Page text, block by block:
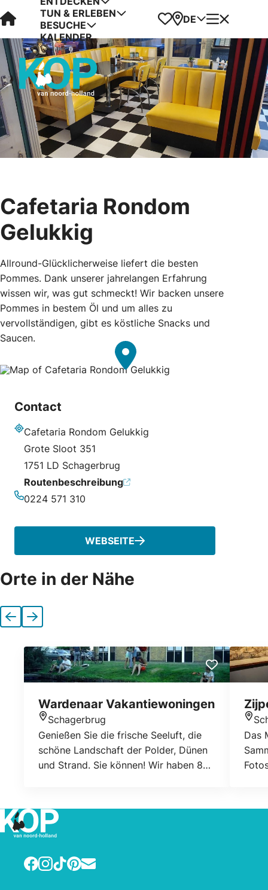
Visit Kop van Holland
TUN & ERLEBEN
BESUCHE
KALENDER
Favoriten
Karte
DE Menü
Cafetaria Rondom
Gelukkig
Allround-Glücklicherweise liefert die besten
Pommes. Dank unserer jahrelangen Erfahrung
wissen wir, was gut schmeckt! Wir backen unsere
Pommes in bestem Öl und um alles zu
vervollständigen, gibt es köstliche Snacks und
Saucen.
Contact
Cafetaria Rondom Gelukkig
Grote Sloot 351
1751 LD Schagerbrug
Routenbeschreibung
0224 571 310
WEBSEITE
Orte in der Nähe
VorherigeNächste
Wardenaar Vakantiewoningen
Standort
Schagerbrug
Genießen Sie die frische Seeluft, die
schöne Landschaft der Polder, Dünen
und Strand. Sie können! Wir haben 8
entfernt) mit viel Platz für die Kinder.
Das ganze Jahr. Idealer
Ausgangspunkt für alle Ihre
Wanderungen, Radtouren und
Ausflüge, oder einfach nur Luft holen.
Das
Facebook
Instagram
TikTokPinterest
E-mail